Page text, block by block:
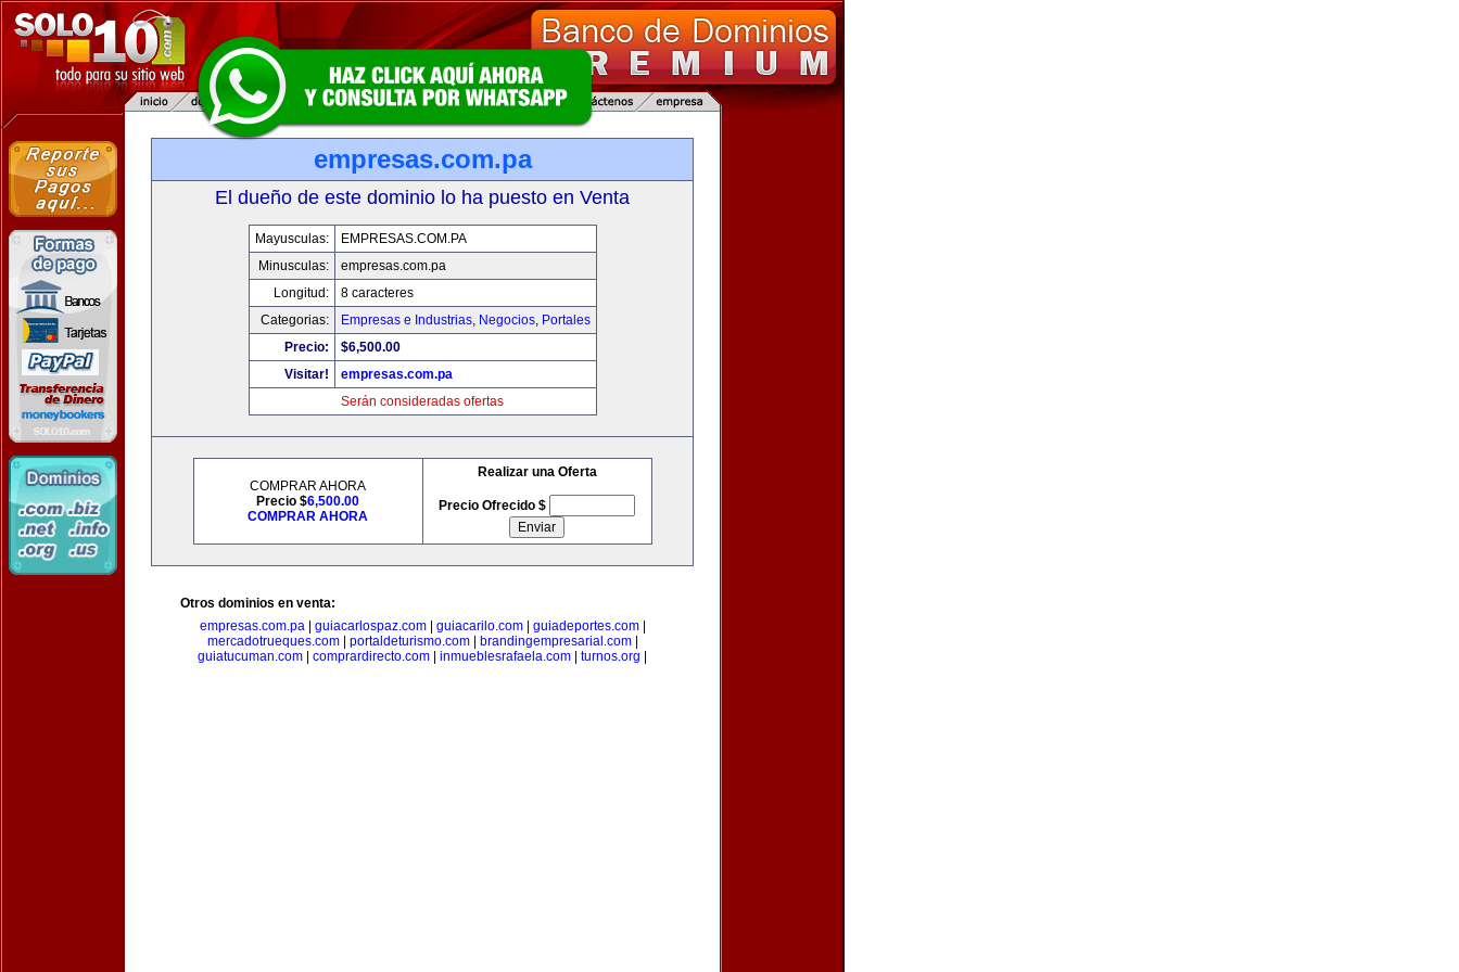
empresas.com.pa
El dueño de este dominio lo ha puesto en Venta
Mayusculas:
EMPRESAS.COM.PA
Minusculas:
empresas.com.pa
Longitud:
8 caracteres
Categorias:
Empresas e Industrias, Negocios, Portales
Precio:
$6,500.00
Visitar!
empresas.com.pa
Serán consideradas ofertas
COMPRAR AHORA
Precio $6,500.00
COMPRAR AHORA
Realizar una Oferta
Precio Ofrecido $
Otros dominios en venta:
empresas.com.pa| guiacarlospaz.com| guiacarilo.com| guiadeportes.com|
mercadotrueques.com| portaldeturismo.com| brandingempresarial.com|
guiatucuman.com
comprardirecto.com inmueblesrafaela.com turnos.org